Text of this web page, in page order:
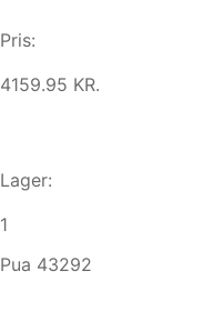
Pris:
4159.95 KR.
Lager:
1
Pua 43292